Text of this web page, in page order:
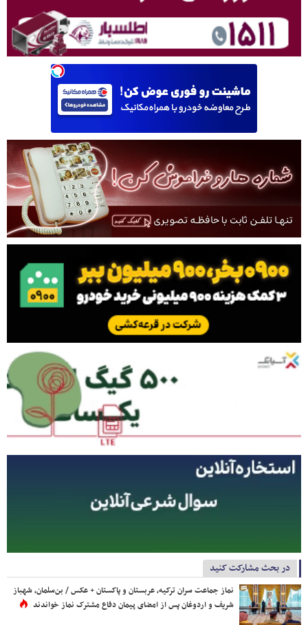
در بحث مشارکت کنید
نماز جماعت سران ترکیه، عربستان و پاکستان + عکس / بن‌سلمان، شهباز
شریف و اردوغان پس از امضای پیمان دفاع مشترک نماز خواندند